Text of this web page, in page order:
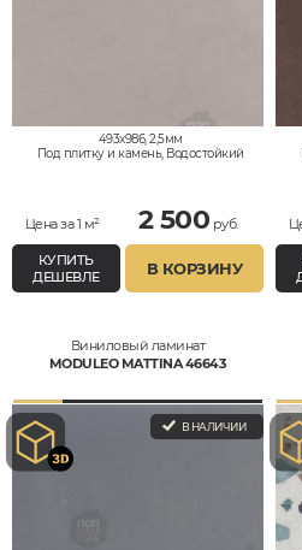
493x986, 2,5мм
Под плитку и камень, Водостойкий
Цена за 1 м² 2 500 руб.
КУПИТЬ
ДЕШЕВЛЕ
В КОРЗИНУ
Виниловый ламинат
MODULEO MATTINA 46643
В НАЛИЧИИ